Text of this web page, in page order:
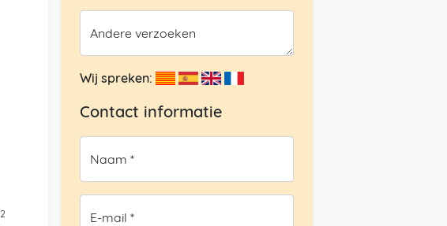
2
Andere verzoeken
Wij spreken:
Contact informatie
Naam *
E-mail *